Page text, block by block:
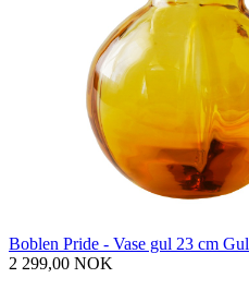
Boblen Pride - Vase gul 23 cm Gul
2 299,00 NOK